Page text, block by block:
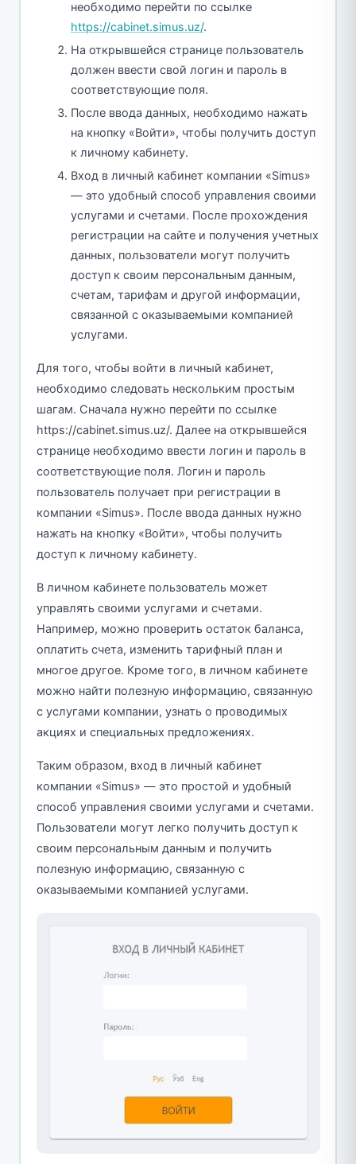
необходимо перейти по ссылке
https://cabinet.simus.uz/.
На открывшейся странице пользователь
должен ввести свой логин и пароль в
соответствующие поля.
После ввода данных, необходимо нажать
на кнопку «Войти», чтобы получить доступ
к личному кабинету.
Вход в личный кабинет компании «Simus»
— это удобный способ управления своими
услугами и счетами. После прохождения
регистрации на сайте и получения учетных
данных, пользователи могут получить
доступ к своим персональным данным,
счетам, тарифам и другой информации,
связанной с оказываемыми компанией
услугами.
Для того, чтобы войти в личный кабинет,
необходимо следовать нескольким простым
шагам. Сначала нужно перейти по ссылке
https://cabinet.simus.uz/. Далее на открывшейся
странице необходимо ввести логин и пароль в
соответствующие поля. Логин и пароль
пользователь получает при регистрации в
компании «Simus». После ввода данных нужно
нажать на кнопку «Войти», чтобы получить
доступ к личному кабинету.
В личном кабинете пользователь может
управлять своими услугами и счетами.
Например, можно проверить остаток баланса,
оплатить счета, изменить тарифный план и
многое другое. Кроме того, в личном кабинете
можно найти полезную информацию, связанную
с услугами компании, узнать о проводимых
акциях и специальных предложениях.
Таким образом, вход в личный кабинет
компании «Simus» — это простой и удобный
способ управления своими услугами и счетами.
Пользователи могут легко получить доступ к
своим персональным данным и получить
полезную информацию, связанную с
оказываемыми компанией услугами.